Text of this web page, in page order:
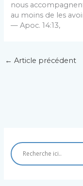
nous
au moins de les
— Apoc. 14:13,
← Article précédent